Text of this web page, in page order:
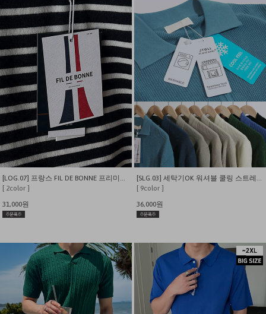
[LOG.07] 프랑스 FIL DE BONNE 프리미엄 워셔블 스트라이프 카라니트
[ 2color ]
31,000원
[SLG.03] 세탁기OK 워셔블 쿨링 스트레치 반집업 하찌 카라 반팔니트
[ 9color ]
36,000원